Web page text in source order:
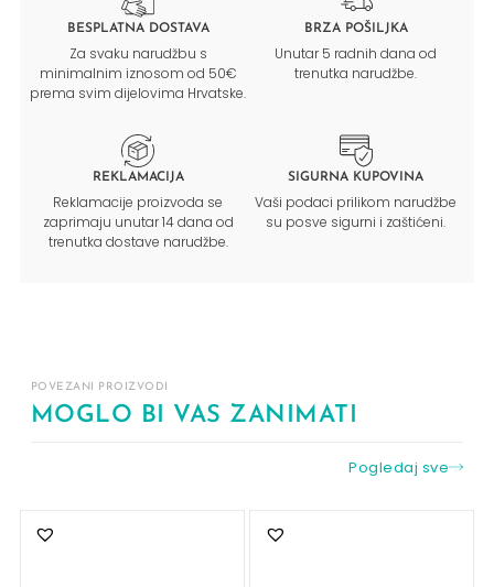
BESPLATNA DOSTAVA
Za svaku narudžbu s
minimalnim iznosom od 50€
prema svim dijelovima Hrvatske.
BRZA POŠILJKA
Unutar 5 radnih dana od
trenutka narudžbe.
REKLAMACIJA
Reklamacije proizvoda se
zaprimaju unutar 14 dana od
trenutka dostave narudžbe.
SIGURNA KUPOVINA
Vaši podaci prilikom narudžbe
su posve sigurni i zaštićeni.
POVEZANI PROIZVODI
MOGLO BI VAS ZANIMATI
Pogledaj sve